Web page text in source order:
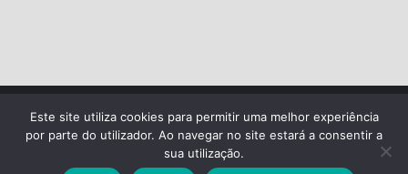
Copyright ©2026 Agrupamento de Escolas Matosinhos . All rights
reserved.Powered by WordPress & Designed byBizberg Themes
Este site utiliza cookies para permitir uma melhor experiência
por parte do utilizador. Ao navegar no site estará a consentir a
sua utilização.